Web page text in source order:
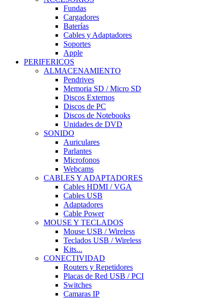
Fundas
Cargadores
Baterías
Cables y Adaptadores
Soportes
Apple
PERIFERICOS
ALMACENAMIENTO
Pendrives
Memoria SD / Micro SD
Discos Externos
Discos de PC
Discos de Notebooks
Unidades de DVD
SONIDO
Auriculares
Parlantes
Microfonos
Webcams
CABLES Y ADAPTADORES
Cables HDMI / VGA
Cables USB
Adaptadores
Cable Power
MOUSE Y TECLADOS
Mouse USB / Wireless
Teclados USB / Wireless
Kits...
CONECTIVIDAD
Routers y Repetidores
Placas de Red USB / PCI
Switches
Camaras IP